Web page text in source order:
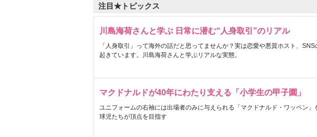
注目★トピックス
川島海荷さんと学ぶ 日常に潜む“人身取引”のリアル
「人身取引」って海外の話だと思ってませんか？実は恋愛や悪質ホスト、SNS
起きています。川島海荷さんと学ぶリアルな実態。
マクドナルドが40年にわたり支える「小学生の甲子園」
ユニフォームの右袖には出場者のみに与えられる「マクドナルド・ワッペン」
球児たちが頂点を目指す